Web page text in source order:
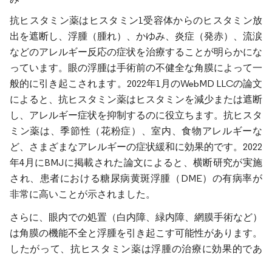
抗ヒスタミン薬はヒスタミン1受容体からのヒスタミン放
出を遮断し、浮腫（腫れ）、かゆみ、炎症（発赤）、流涙
などのアレルギー反応の症状を治療することが明らかにな
っています。眼の浮腫は手術前の不健全な角膜によって一
般的に引き起こされます。2022年1月のWebMD LLCの論文
によると、抗ヒスタミン薬はヒスタミンを減少または遮断
し、アレルギー症状を抑制するのに役立ちます。抗ヒスタ
ミン薬は、季節性（花粉症）、室内、食物アレルギーな
ど、さまざまなアレルギーの症状緩和に効果的です。2022
年4月にBMJに掲載された論文によると、横断研究が実施
され、患者における糖尿病黄斑浮腫（DME）の有病率が
非常に高いことが示されました。
さらに、眼内での処置（白内障、緑内障、網膜手術など）
は角膜の機能不全と浮腫を引き起こす可能性があります。
したがって、抗ヒスタミン薬は浮腫の治療に効果的であ